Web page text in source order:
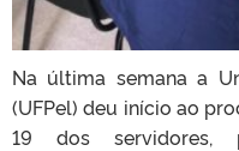
Na última semana a
(UFPel) deu início ao
19 dos servidores,